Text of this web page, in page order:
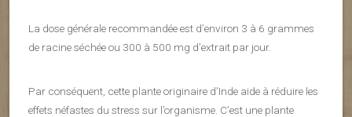
La dose générale recommandée est d’environ 3 à 6 grammes
de racine séchée ou 300 à 500 mg d’extrait par jour.
Par conséquent, cette plante originaire d’Inde aide à réduire les
effets néfastes du stress sur l’organisme. C’est une plante